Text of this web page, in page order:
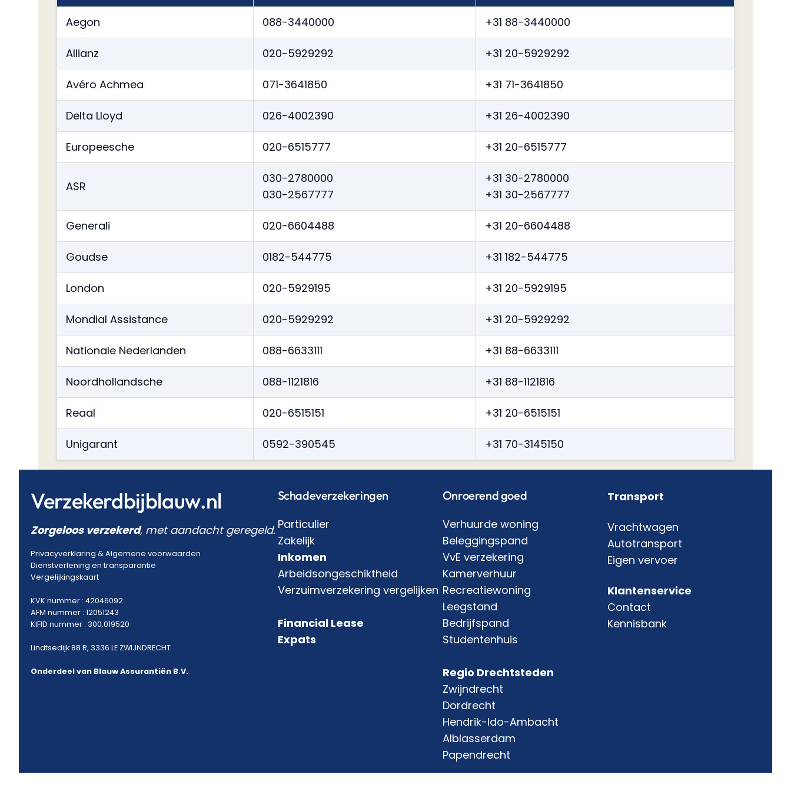
Aegon 088-3440000 +31 88-3440000
Allianz 020-5929292 +31 20-5929292
Avéro Achmea 071-3641850 +31 71-3641850
Delta Lloyd 026-4002390 +31 26-4002390
Europeesche 020-6515777 +31 20-6515777
ASR
030-2780000
030-2567777
+31 30-2780000
+31 30-2567777
Generali 020-6604488 +31 20-6604488
Goudse 0182-544775 +31 182-544775
London 020-5929195 +31 20-5929195
Mondial Assistance 020-5929292 +31 20-5929292
Nationale Nederlanden 088-6633111 +31 88-6633111
Noordhollandsche 088-1121816 +31 88-1121816
Reaal 020-6515151 +31 20-6515151
Unigarant 0592-390545 +31 70-3145150
Verzekerdbijblauw.nl
Zorgeloos verzekerd, met aandacht geregeld.
Privacyverklaring &Algemene voorwaarden
Dienstverlening en transparantie
Vergelijkingskaart
KVK nummer : 42046092
AFM nummer : 12051243
KIFID nummer : 300.019520
Lindtsedijk 88 R, 3336 LE ZWIJNDRECHT
Onderdeel van Blauw Assurantiën B.V.
Schadeverzekeringen
Particulier
Zakelijk
Inkomen
Arbeidsongeschiktheid
Verzuimverzekering vergelijken
Financial Lease
Expats
Onroerend goed
Verhuurde woning
Beleggingspand
VvE verzekering
Kamerverhuur
Recreatiewoning
Leegstand
Bedrijfspand
Studentenhuis
Regio Drechtsteden
Zwijndrecht
Dordrecht
Hendrik-Ido-Ambacht
Alblasserdam
Papendrecht
Transport
Vrachtwagen
Autotransport
Eigen vervoer
Klantenservice
Contact
Kennisbank